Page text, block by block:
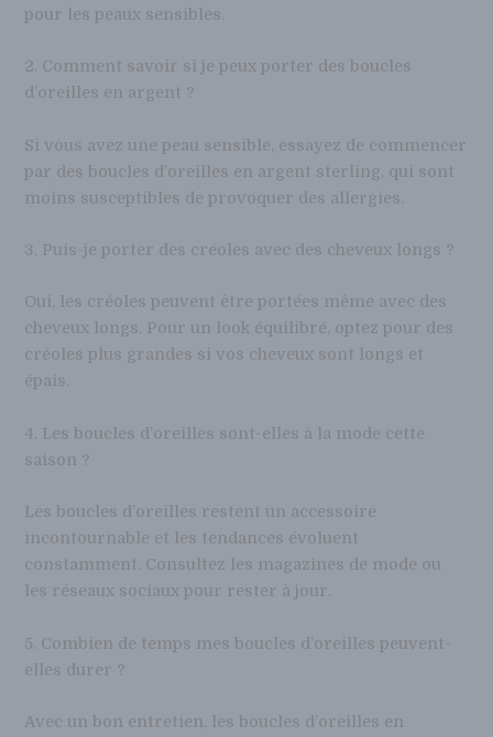
pour les peaux sensibles.
2. Comment savoir si je peux porter des boucles
d’oreilles en argent ?
Si vous avez une peau sensible, essayez de commencer
par des boucles d’oreilles en argent sterling, qui sont
moins susceptibles de provoquer des allergies.
3. Puis-je porter des créoles avec des cheveux longs ?
Oui, les créoles peuvent être portées même avec des
cheveux longs. Pour un look équilibré, optez pour des
créoles plus grandes si vos cheveux sont longs et
épais.
4. Les boucles d’oreilles sont-elles à la mode cette
saison ?
Les boucles d’oreilles restent un accessoire
incontournable et les tendances évoluent
constamment. Consultez les magazines de mode ou
les réseaux sociaux pour rester à jour.
5. Combien de temps mes boucles d’oreilles peuvent-
elles durer ?
Avec un bon entretien, les boucles d’oreilles en